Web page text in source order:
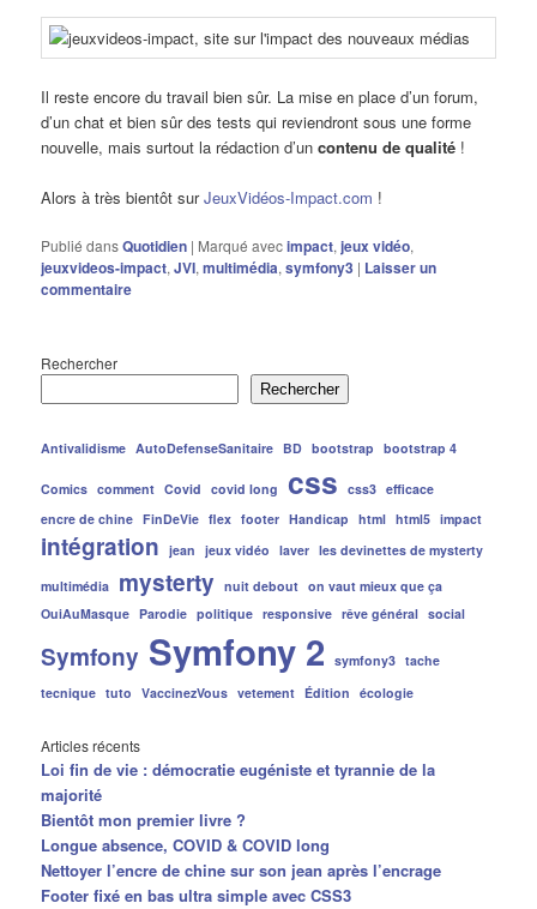
Il reste encore du travail bien sûr. La mise en place d’un forum,
d’un chat et bien sûr des tests qui reviendront sous une forme
nouvelle, mais surtout la rédaction d’uncontenu de qualité !
Alors à très bientôt surJeuxVidéos-Impact.com !
Publié dansQuotidien | Marqué avecimpact,jeux vidéo,
jeuxvideos-impact,JVI,multimédia,symfony3 | Laisser un
commentaire
Rechercher
Rechercher
Antivalidisme AutoDefenseSanitaire BD bootstrap bootstrap 4
Comics comment Covid covid long css css3 efficace
encre de chine FinDeVie flex footer Handicap html html5 impact
intégration jean jeux vidéo laver les devinettes de mysterty
multimédia mysterty nuit debout on vaut mieux que ça
OuiAuMasque Parodie politique responsive rêve général social
Symfony Symfony 2 symfony3 tache
tecnique tuto VaccinezVous vetement Édition écologie
Articles récents
Loi fin de vie : démocratie eugéniste et tyrannie de la
majorité
Bientôt mon premier livre ?
Longue absence, COVID & COVID long
Nettoyer l’encre de chine sur son jean après l’encrage
Footer fixé en bas ultra simple avec CSS3